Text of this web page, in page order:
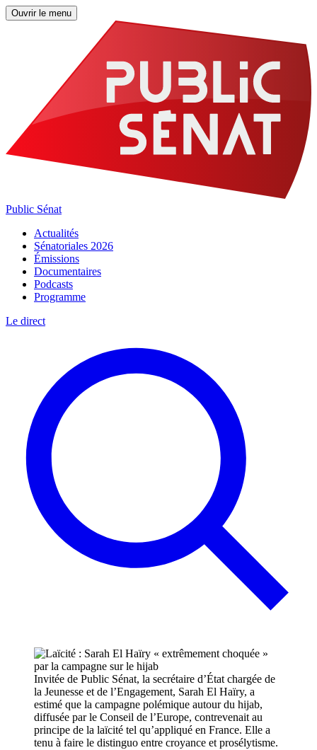
Ouvrir le menu
Public Sénat
Actualités
Sénatoriales 2026
Émissions
Documentaires
Podcasts
Programme
Le direct
Invitée de Public Sénat, la secrétaire d’État chargée de
la Jeunesse et de l’Engagement, Sarah El Haïry, a
estimé que la campagne polémique autour du hijab,
diffusée par le Conseil de l’Europe, contrevenait au
principe de la laïcité tel qu’appliqué en France. Elle a
tenu à faire le distinguo entre croyance et prosélytisme.